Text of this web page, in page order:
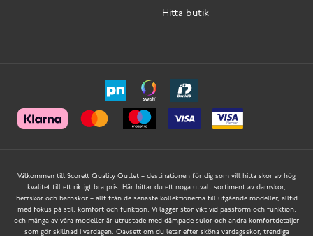
Hitta butik
Välkommen till Scorett Quality Outlet – destinationen för dig som vill hitta skor av hög
kvalitet till ett riktigt bra pris. Här hittar du ett noga utvalt sortiment av damskor,
herrskor och barnskor – allt från de senaste kollektionerna till utgående modeller, alltid
med fokus på stil, komfort och funktion. Vi lägger stor vikt vid passform och funktion,
och många av våra modeller är utrustade med dämpade sulor och andra komfortdetaljer
som gör skillnad i vardagen. Oavsett om du letar efter sköna vardagsskor, trendiga